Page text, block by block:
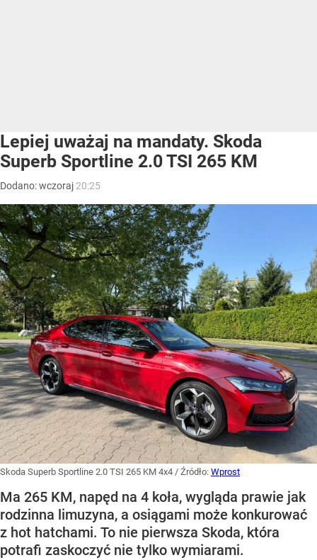
Lepiej uważaj na mandaty. Skoda
Superb Sportline 2.0 TSI 265 KM
Dodano:wczoraj 20:25
Skoda Superb Sportline 2.0 TSI 265 KM 4x4 / Źródło: Wprost
Ma 265 KM, napęd na 4 koła, wygląda prawie jak
rodzinna limuzyna, a osiągami może konkurować
z hot hatchami. To nie pierwsza Skoda, która
potrafi zaskoczyć nie tylko wymiarami.